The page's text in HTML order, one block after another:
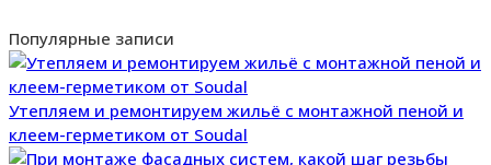
Популярные записи
Утепляем и ремонтируем жильё с монтажной пеной и
клеем-герметиком от Soudal